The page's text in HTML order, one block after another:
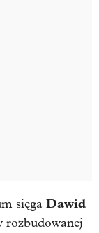
sięga Dawid
rozbudowanej